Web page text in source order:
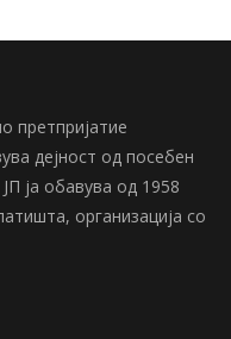
претпријатие
дејност од посебен
ја обавува од 1958
организација со